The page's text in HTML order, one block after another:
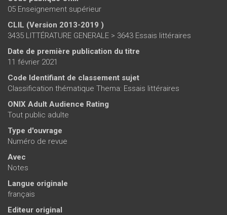
05 Enseignement supérieur
CLIL (Version 2013-2019 )
3435 LITTÉRATURE GENERALE > 3643 Essais littéraires
Date de première publication du titre
11 février 2021
Code Identifiant de classement sujet
Classification thématique Thema: Essais littéraires
ONIX Adult Audience Rating
Tout public adulte
Type d'ouvrage
Numéro de revue
Avec
Notes
Langue originale
français
Editeur original